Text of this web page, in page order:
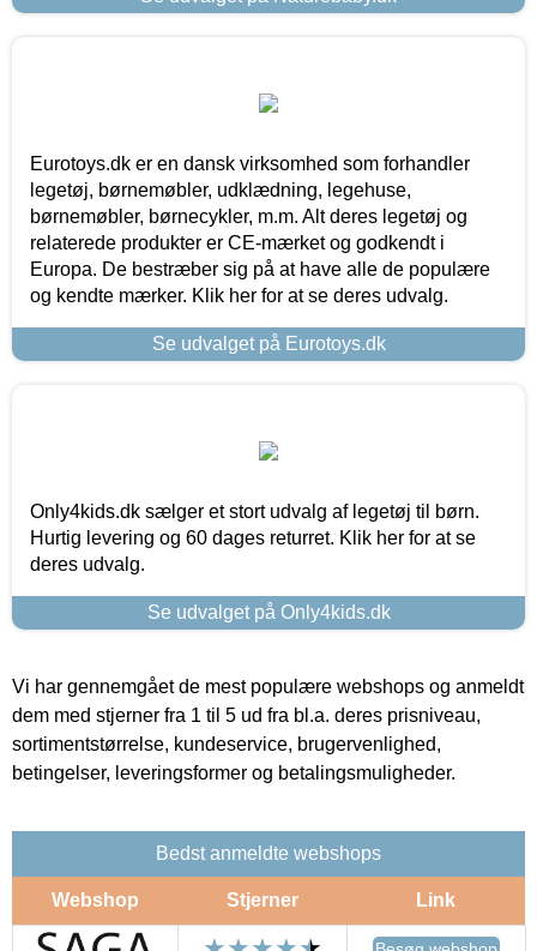
Eurotoys.dk er en dansk virksomhed som forhandler
legetøj, børnemøbler, udklædning, legehuse,
børnemøbler, børnecykler, m.m. Alt deres legetøj og
relaterede produkter er CE-mærket og godkendt i
Europa. De bestræber sig på at have alle de populære
og kendte mærker. Klik her for at se deres udvalg.
Se udvalget på Eurotoys.dk
Only4kids.dk sælger et stort udvalg af legetøj til børn.
Hurtig levering og 60 dages returret. Klik her for at se
deres udvalg.
Se udvalget på Only4kids.dk
Vi har gennemgået de mest populære webshops og anmeldt
dem med stjerner fra 1 til 5 ud fra bl.a. deres prisniveau,
sortimentstørrelse, kundeservice, brugervenlighed,
betingelser, leveringsformer og betalingsmuligheder.
Bedst anmeldte webshops
Webshop Stjerner Link